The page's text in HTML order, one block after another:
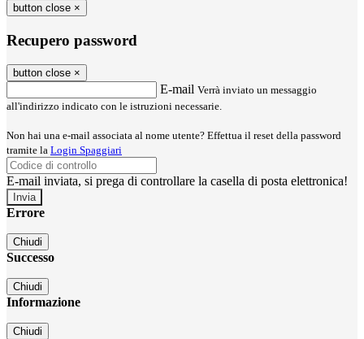
button close ×
Recupero password
button close ×
E-mail Verrà inviato un messaggio
all'indirizzo indicato con le istruzioni necessarie.
Non hai una e-mail associata al nome utente? Effettua il reset della password
tramite la Login Spaggiari
E-mail inviata, si prega di controllare la casella di posta elettronica!
Errore
Chiudi
Successo
Chiudi
Informazione
Chiudi